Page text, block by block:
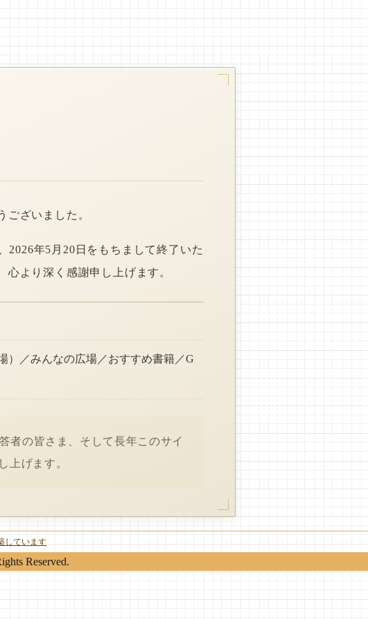
ざいました。
2026年5月20日をもちまして終了いた
より深く感謝申し上げます。
）／みんなの広場／おすすめ書籍／G
者の皆さま、そして長年このサイ
上げます。
しています
Reserved.